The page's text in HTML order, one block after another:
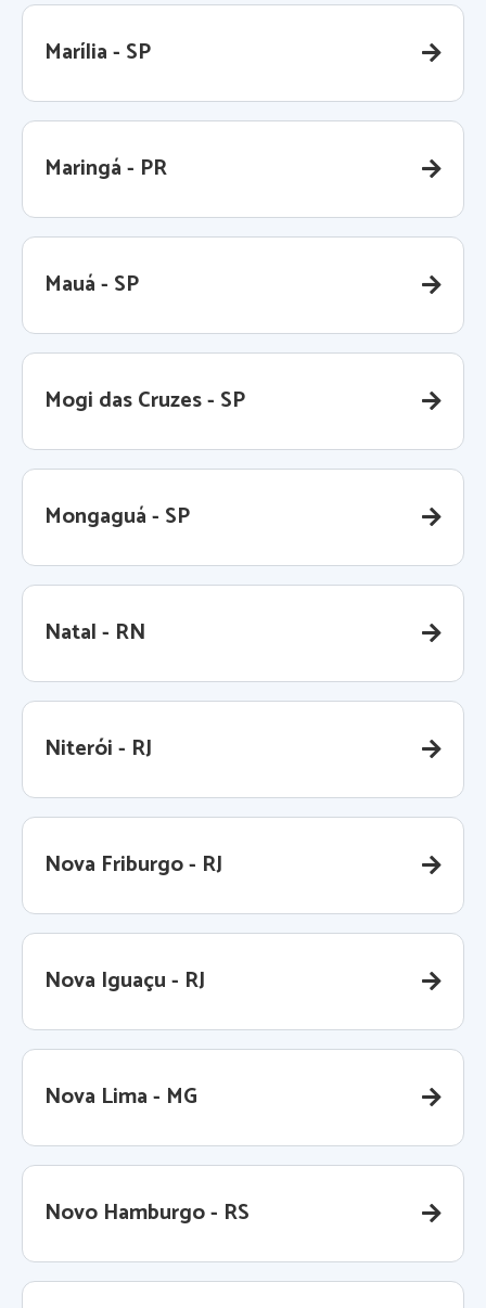
Marília - SP
Maringá - PR
Mauá - SP
Mogi das Cruzes - SP
Mongaguá - SP
Natal - RN
Niterói - RJ
Nova Friburgo - RJ
Nova Iguaçu - RJ
Nova Lima - MG
Novo Hamburgo - RS